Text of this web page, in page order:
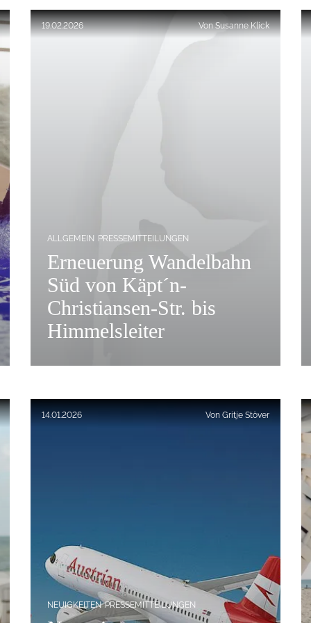
Veröffentlicht am:
19.02.2026 VonSusanne Klick
Erneuerung Wandelbahn
Süd von Käpt´n-
Christiansen-Str. bis
Himmelsleiter
ALLGEMEIN PRESSEMITTEILUNGEN
Veröffentlicht am:
14.01.2026 Von Gritje Stöver
NEUIGKEITEN PRESSEMITTEILUNGEN